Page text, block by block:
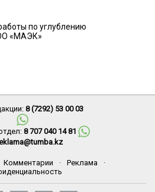
по углублению
«МАЭК»
8 (7292) 53 00 03
8 707 040 14 81
Комментарии · Реклама
·